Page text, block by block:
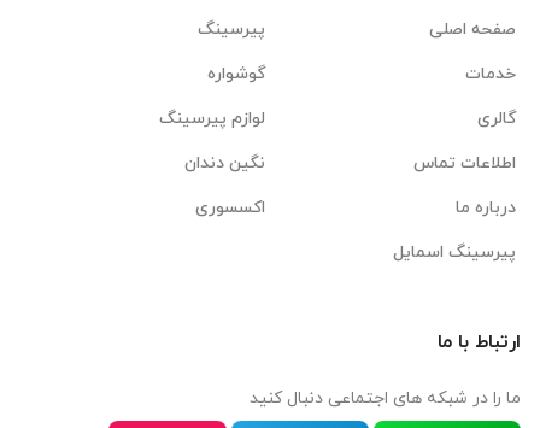
صفحه اصلی
خدمات
گالری
اطلاعات تماس
درباره ما
پیرسینگ اسمایل
پیرسینگ
گوشواره
لوازم پیرسینگ
نگین دندان
اکسسوری
ارتباط با ما
ما را در شبکه های اجتماعی دنبال کنید